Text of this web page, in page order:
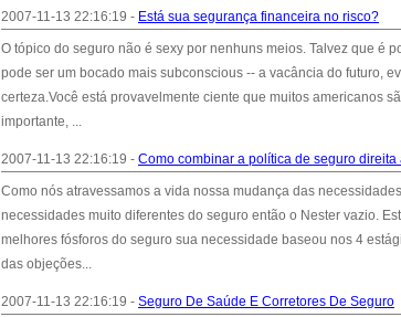
2007-11-13 22:16:19 - Está sua segurança financeira no risco?
O tópico do seguro não é sexy por nenhuns meios. Talvez que é
pode ser um bocado mais subconscious -- a vacância do futuro,
certeza.Você está provavelmente ciente que muitos americanos
importante, ...
2007-11-13 22:16:19 - Como combinar a política de seguro
Como nós atravessamos a vida nossa mudança das
necessidades muito diferentes do seguro então o Nester vazio.
melhores fósforos do seguro sua necessidade baseou nos 4
das objeções...
2007-11-13 22:16:19 - Seguro De Saúde E Corretores De Seguro